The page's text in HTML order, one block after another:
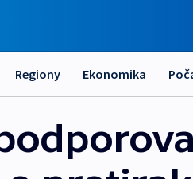
Regiony Ekonomika